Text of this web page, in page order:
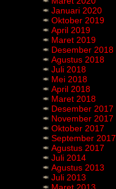
Januari 2020
Oktober 2019
April 2019
Maret 2019
Desember 2018
Agustus 2018
Juli 2018
Mei 2018
April 2018
Maret 2018
Desember 2017
November 2017
Oktober 2017
September 2017
Agustus 2017
Juli 2014
Agustus 2013
Juli 2013